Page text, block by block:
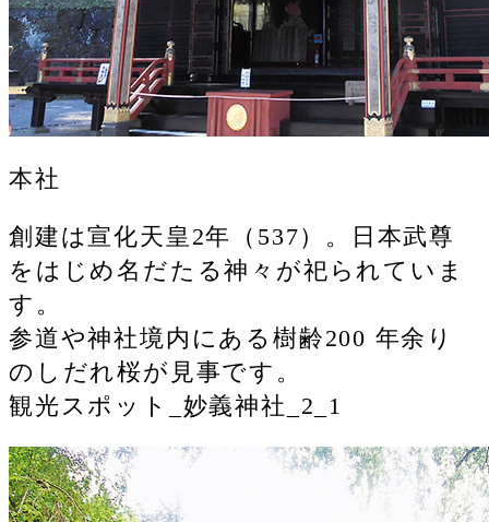
本社
創建は宣化天皇2年（537）。日本武尊
をはじめ名だたる神々が祀られていま
す。
参道や神社境内にある樹齢200 年余り
のしだれ桜が見事です。
観光スポット_妙義神社_2_1